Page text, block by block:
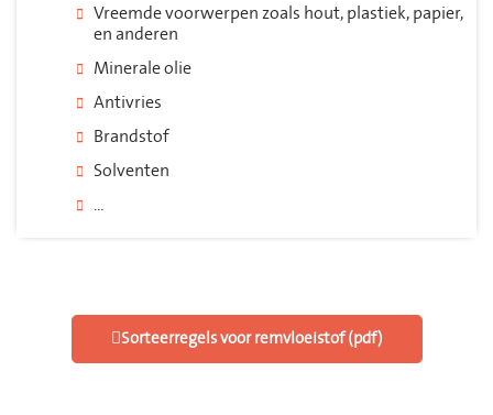
Vreemde voorwerpen zoals hout, plastiek, papier,
en anderen
Minerale olie
Antivries
Brandstof
Solventen
...
Sorteerregels voor remvloeistof (pdf)